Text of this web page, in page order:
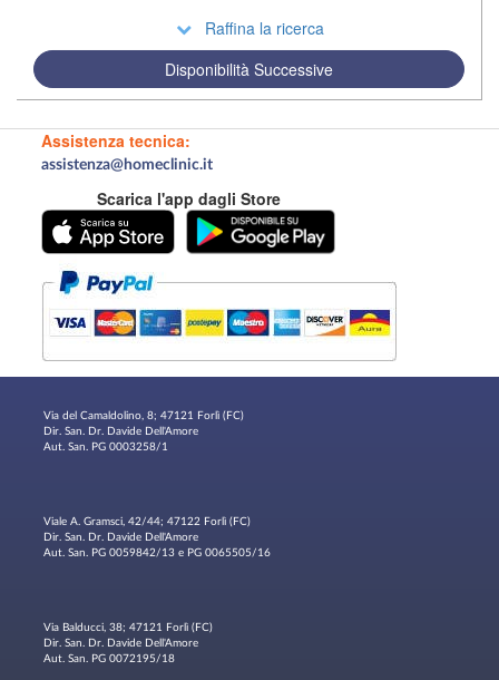
Raffina la ricerca
Disponibilità Successive
Assistenza tecnica:
assistenza@homeclinic.it
Scarica l'app dagli Store
Via del Camaldolino, 8; 47121 Forlì (FC)
Dir. San. Dr. Davide Dell'Amore
Aut. San. PG 0003258/1
Viale A. Gramsci, 42/44; 47122 Forlì (FC)
Dir. San. Dr. Davide Dell'Amore
Aut. San. PG 0059842/13 e PG 0065505/16
Via Balducci, 38; 47121 Forlì (FC)
Dir. San. Dr. Davide Dell'Amore
Aut. San. PG 0072195/18